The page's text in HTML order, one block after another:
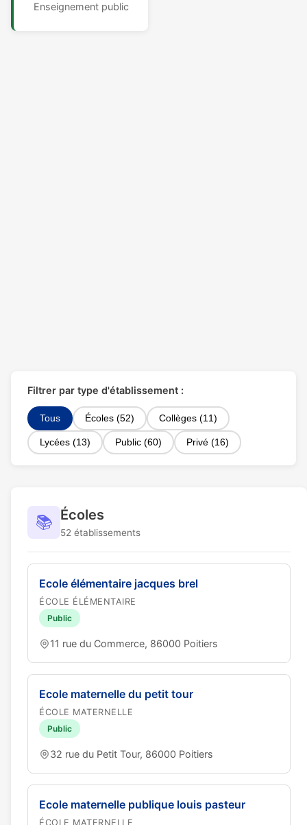
Enseignement public
Filtrer par type d'établissement :
Tous Écoles (52) Collèges (11)
Lycées (13) Public (60) Privé (16)
📚 Écoles
52 établissements
Ecole élémentaire jacques brel
ÉCOLE ÉLÉMENTAIRE
Public
11 rue du Commerce, 86000 Poitiers
Ecole maternelle du petit tour
ÉCOLE MATERNELLE
Public
32 rue du Petit Tour, 86000 Poitiers
Ecole maternelle publique louis pasteur
ÉCOLE MATERNELLE